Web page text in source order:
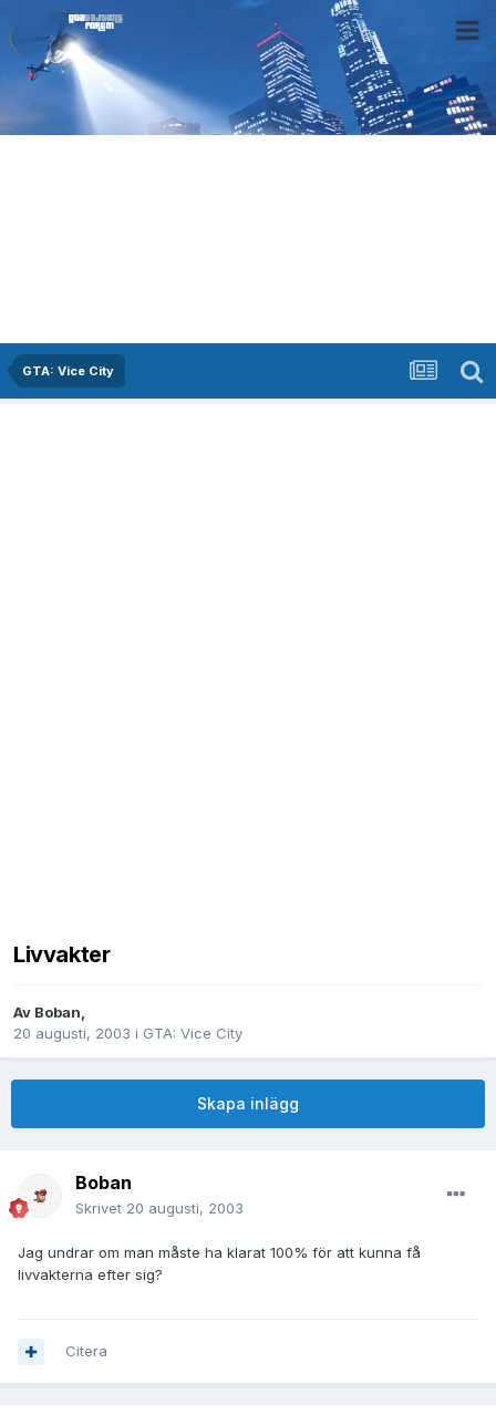
GTA: Vice City
Livvakter
Av Boban,
20 augusti, 2003 i GTA: Vice City
Skapa inlägg
Boban
Skrivet 20 augusti, 2003
Jag undrar om man måste ha klarat 100% för att kunna få
livvakterna efter sig?
Citera